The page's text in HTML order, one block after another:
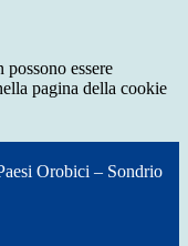
essere
pagina della cookie
Orobici – Sondrio